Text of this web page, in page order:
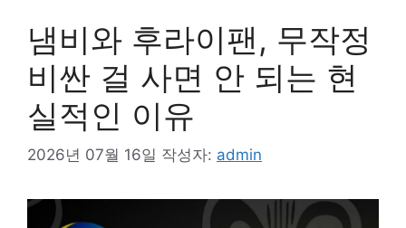
냄비와 후라이팬, 무작정
비싼 걸 사면 안 되는 현
실적인 이유
2026년 07월 16일 작성자: admin